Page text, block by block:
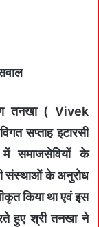
तनखा ( Vivek
सप्ताह इटारसी
समाजसेवियों के
संस्थाओं के अनुरोध
किया था एवं इस
हुए श्री तनखा ने